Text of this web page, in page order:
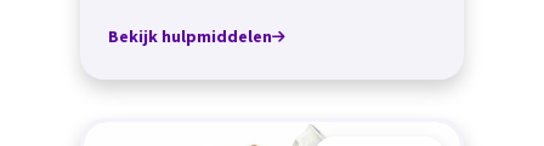
Bekijk hulpmiddelen